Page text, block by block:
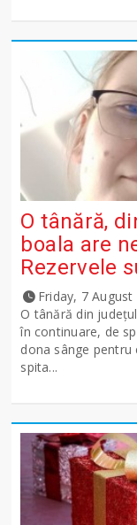
O tânără,
boala are
Rezervele
Friday, 7 August
O tânără din
în continuare, de
dona sânge
spita...